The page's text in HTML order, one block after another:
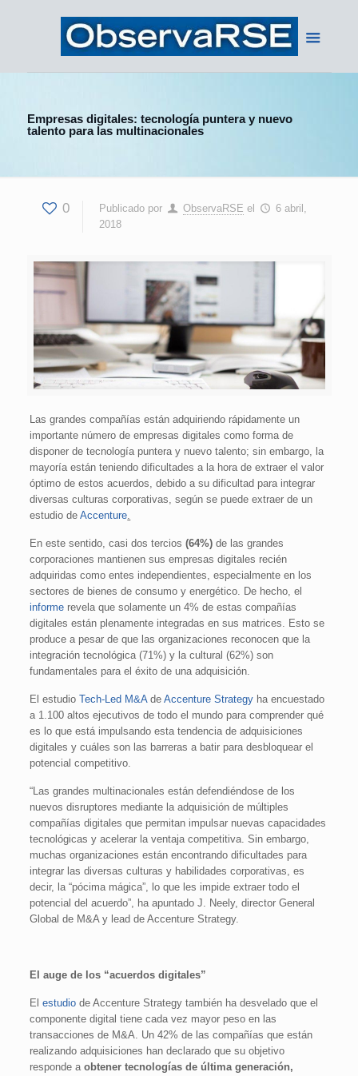
Empresas digitales: tecnología puntera y nuevo
talento para las multinacionales
0 Publicado por ObservaRSE el
6 abril,
2018
Las grandes compañías están adquiriendo rápidamente un
importante número de empresas digitales como forma de
disponer de tecnología puntera y nuevo talento; sin embargo, la
mayoría están teniendo dificultades a la hora de extraer el valor
óptimo de estos acuerdos, debido a su dificultad para integrar
diversas culturas corporativas, según se puede extraer de un
estudio deAccenture.
En este sentido, casi dos tercios (64%) de las grandes
corporaciones mantienen sus empresas digitales recién
adquiridas como entes independientes, especialmente en los
sectores de bienes de consumo y energético. De hecho, el
informe revela que solamente un 4% de estas compañías
digitales están plenamente integradas en sus matrices. Esto se
produce a pesar de que las organizaciones reconocen que la
integración tecnológica (71%) y la cultural (62%) son
fundamentales para el éxito de una adquisición.
El estudioTech-Led M&AdeAccenture Strategy ha encuestado
a 1.100 altos ejecutivos de todo el mundo para comprender qué
es lo que está impulsando esta tendencia de adquisiciones
digitales y cuáles son las barreras a batir para desbloquear el
potencial competitivo.
“Las grandes multinacionales están defendiéndose de los
nuevos disruptores mediante la adquisición de múltiples
compañías digitales que permitan impulsar nuevas capacidades
tecnológicas y acelerar la ventaja competitiva. Sin embargo,
muchas organizaciones están encontrando dificultades para
integrar las diversas culturas y habilidades corporativas, es
decir, la “pócima mágica”, lo que les impide extraer todo el
potencial del acuerdo”, ha apuntado J. Neely, director General
Global de M&A y lead de Accenture Strategy.
El auge de los “acuerdos digitales”
Elestudio de Accenture Strategy también ha desvelado que el
componente digital tiene cada vez mayor peso en las
transacciones de M&A. Un 42% de las compañías que están
realizando adquisiciones han declarado que su objetivo
responde aobtener tecnologías de última generación,